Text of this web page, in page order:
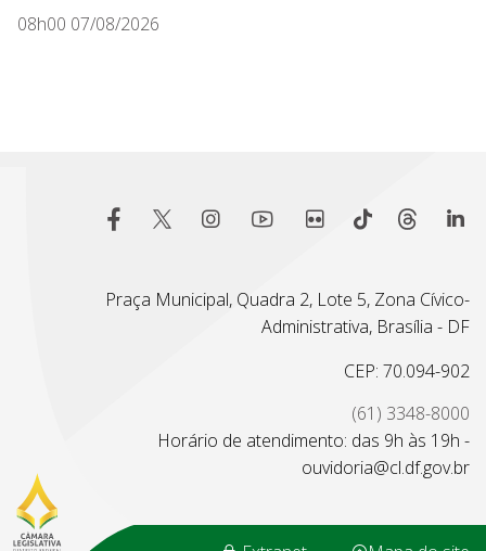
08h00 07/08/2026
Praça Municipal, Quadra 2, Lote 5, Zona Cívico-
Administrativa, Brasília - DF
CEP: 70.094-902
(61) 3348-8000
Horário de atendimento: das 9h às 19h -
ouvidoria@cl.df.gov.br